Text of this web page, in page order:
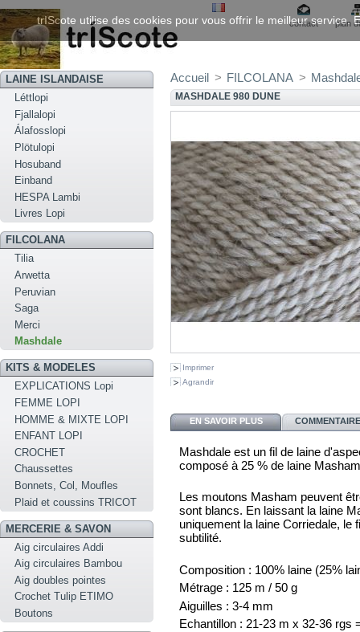
contact plan
LAINE ISLANDAISE
Léttlopi
Fjallalopi
Álafosslopi
Plötulopi
Hosuband
Einband
HESPA Lambi
Livres Lopi
FILCOLANA
Tilia
Arwetta
Peruvian
Saga
Merci
Mashdale
KITS & MODELES
EXPLICATIONS Lopi
FEMME LOPI
HOMME & MIXTE LOPI
ENFANT LOPI
CROCHET
Chaussettes
Bonnets, Col, Moufles
Plaid et coussins TRICOT
MERCERIE & SAVON
Aig circulaires Addi
Aig circulaires Bambou
Aig doubles pointes
Crochet Tulip ETIMO
Boutons
Accueil > FILCOLANA >
MASHDALE 980 DUNE
Imprimer
Agrandir
EN SAVOIR PLUS
Mashdale est un fil de laine
composé à 25 % de laine
Les moutons Masham peuvent
sont blancs. En laissant la laine
uniquement la laine Corriedale, le
subtilité.
Composition : 100% laine (25%
Métrage : 125 m / 50 g
Aiguilles : 3-4 mm
Echantillon : 21-23 m x 32-36 rgs
trIScote utilise des cookies pour vous offrir le meilleur